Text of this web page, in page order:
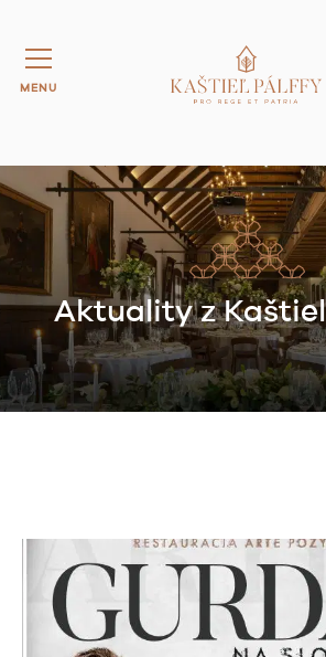
MENU
Aktuality z